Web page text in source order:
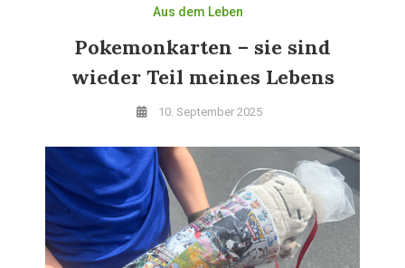
Aus dem Leben
Pokemonkarten – sie sind
wieder Teil meines Lebens
10. September 2025